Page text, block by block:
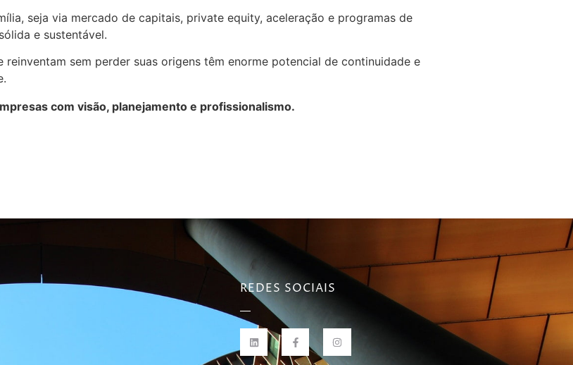
seja via mercado de capitais, private equity, aceleração e programas de
e sustentável.
sem perder suas origens têm enorme potencial de continuidade e
com visão, planejamento e profissionalismo.
REDES SOCIAIS